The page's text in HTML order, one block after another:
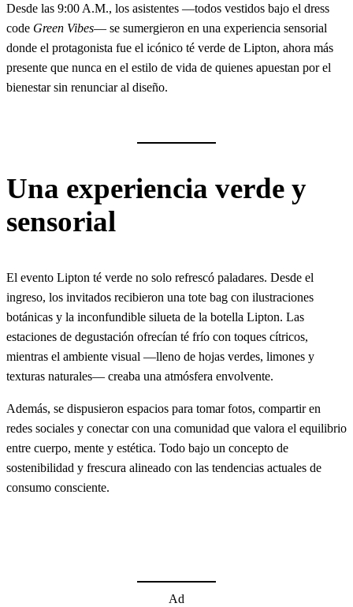
Desde las 9:00 A.M., los asistentes —todos vestidos bajo el dress
code Green Vibes— se sumergieron en una experiencia sensorial
donde el protagonista fue el icónico té verde de Lipton, ahora más
presente que nunca en el estilo de vida de quienes apuestan por el
bienestar sin renunciar al diseño.
Una experiencia verde y
sensorial
El evento Lipton té verde no solo refrescó paladares. Desde el
ingreso, los invitados recibieron una tote bag con ilustraciones
botánicas y la inconfundible silueta de la botella Lipton. Las
estaciones de degustación ofrecían té frío con toques cítricos,
mientras el ambiente visual —lleno de hojas verdes, limones y
texturas naturales— creaba una atmósfera envolvente.
Además, se dispusieron espacios para tomar fotos, compartir en
redes sociales y conectar con una comunidad que valora el equilibrio
entre cuerpo, mente y estética. Todo bajo un concepto de
sostenibilidad y frescura alineado con las tendencias actuales de
consumo consciente.
Ad